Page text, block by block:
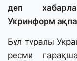
деп
Укринформ
Бұл туралы
ресми